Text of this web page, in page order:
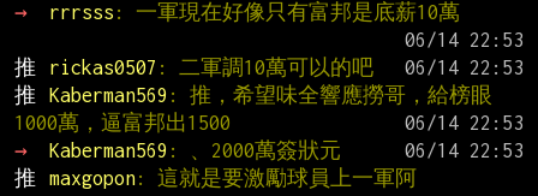
→
rrrsss : 一軍現在好像只有富邦是底薪10萬
推
rickas0507 : 二軍調10萬可以的吧
推
Kaberman569 : 推，希望味全響應撈哥，給榜眼
1000萬，逼富邦出1500
→
Kaberman569 : 、2000萬簽狀元
推
maxgopon: 這就是要激勵球員上一軍阿